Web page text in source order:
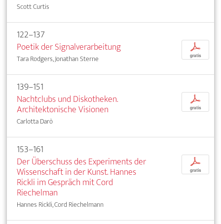
Scott Curtis
122–137
Poetik der Signalverarbeitung
Tara Rodgers, Jonathan Sterne
p
gratis
139–151
Nachtclubs und Diskotheken.
Architektonische Visionen
Carlotta Darò
p
gratis
153–161
Der Überschuss des Experiments der
Wissenschaft in der Kunst. Hannes
Rickli im Gespräch mit Cord
Riechelman
Hannes Rickli, Cord Riechelmann
p
gratis